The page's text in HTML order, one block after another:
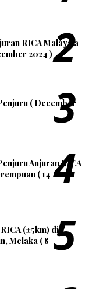
RICA Malaysia
2024 )
( December
Anjuran RICA
( 14
(±5km) di
Melaka ( 8